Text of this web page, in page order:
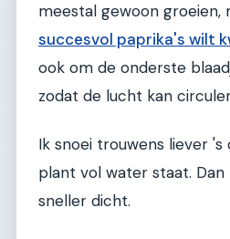
meestal gewoon groeien,
succesvol paprika's wilt
ook om de onderste
zodat de lucht kan
Ik snoei trouwens liever 's
plant vol water staat.
sneller dicht.